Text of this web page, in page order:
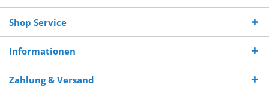
Shop Service
Informationen
Zahlung & Versand